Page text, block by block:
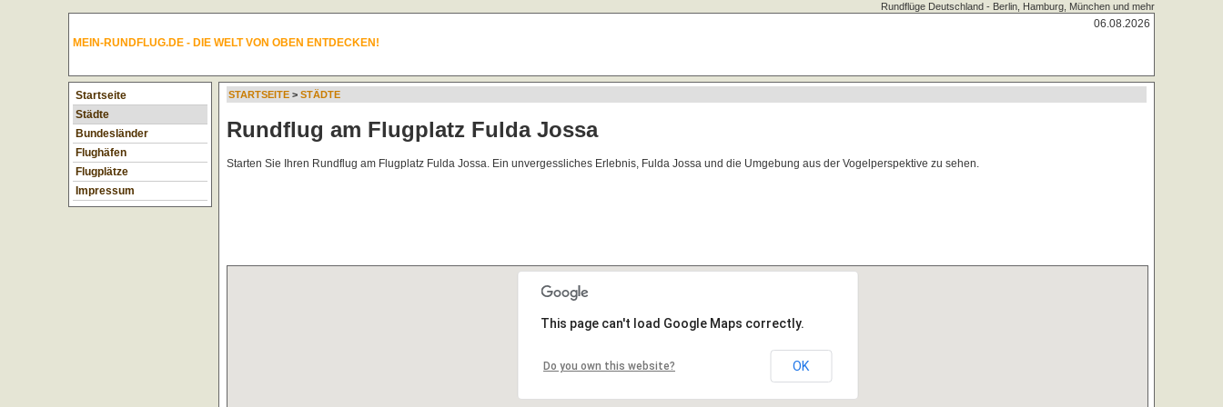
Rundflüge Deutschland - Berlin, Hamburg, München und mehr
06.08.2026
MEIN-RUNDFLUG.DE - DIE WELT VON OBEN ENTDECKEN!
Startseite
Städte
Bundesländer
Flughäfen
Flugplätze
Impressum
STARTSEITE > STÄDTE
Rundflug am Flugplatz Fulda Jossa
Starten Sie Ihren Rundflug am Flugplatz Fulda Jossa. Ein unvergessliches Erlebnis, Fulda Jossa und die Umgebung aus der Vogelperspektive zu sehen.
This page can't load Google Maps correctly.
Do you own this website? OK